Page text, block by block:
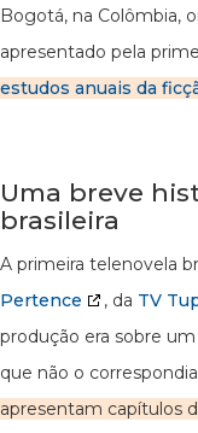
Bogotá, na Colômbia,
apresentado pela
estudos anuais da
Uma breve
brasileira
A primeira telenovela
Pertence
, da TV
produção era sobre
que não o
apresentam capítulos